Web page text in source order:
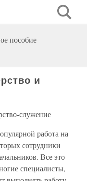
пособие
и
служение
работа на
сотрудники
Все это
специалисты,